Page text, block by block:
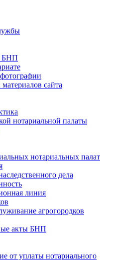
БНП
сайта
нотариальной палаты
нотариальных палат
дела
линия
агрогородков
акты БНП
от уплаты нотариального